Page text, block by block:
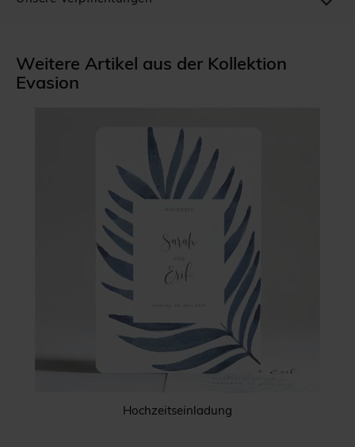
Weitere Artikel aus der Kollektion
Evasion
Hochzeitseinladung